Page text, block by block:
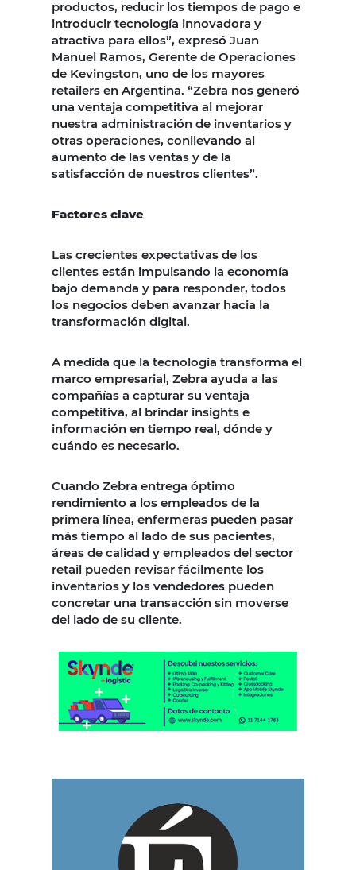
productos, reducir los tiempos de pago e
introducir tecnología innovadora y
atractiva para ellos”, expresó Juan
Manuel Ramos, Gerente de Operaciones
de Kevingston, uno de los mayores
retailers en Argentina. “Zebra nos generó
una ventaja competitiva al mejorar
nuestra administración de inventarios y
otras operaciones, conllevando al
aumento de las ventas y de la
satisfacción de nuestros clientes”.
Factores clave
Las crecientes expectativas de los
clientes están impulsando la economía
bajo demanda y para responder, todos
los negocios deben avanzar hacia la
transformación digital.
A medida que la tecnología transforma el
marco empresarial, Zebra ayuda a las
compañías a capturar su ventaja
competitiva, al brindar insights e
información en tiempo real, dónde y
cuándo es necesario.
Cuando Zebra entrega óptimo
rendimiento a los empleados de la
primera línea, enfermeras pueden pasar
más tiempo al lado de sus pacientes,
áreas de calidad y empleados del sector
retail pueden revisar fácilmente los
inventarios y los vendedores pueden
concretar una transacción sin moverse
del lado de su cliente.